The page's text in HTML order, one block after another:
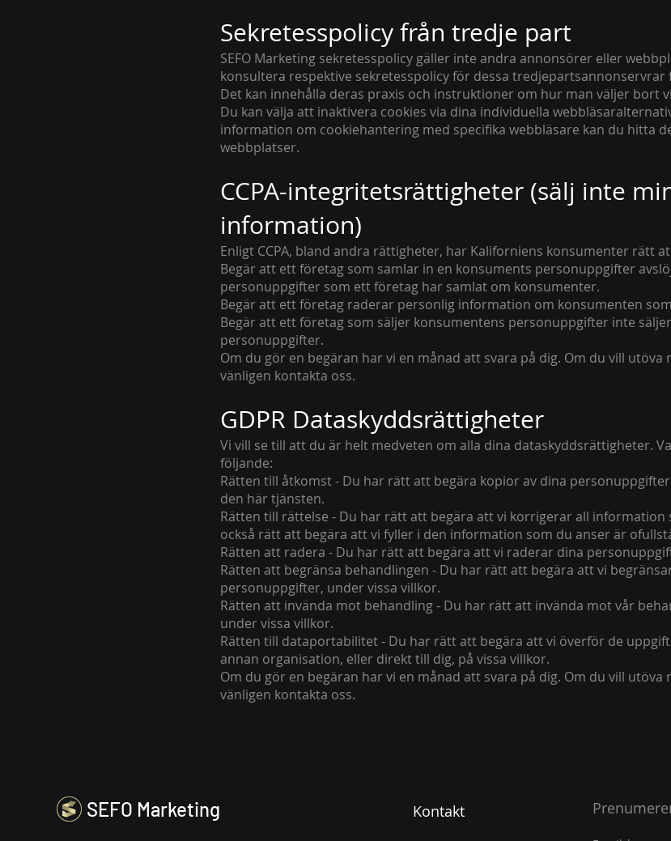
Sekretesspolicy från tredje part
SEFO Marketing sekretesspolicy gäller inte andra annonsörer eller
konsultera respektive sekretesspolicy för dessa
Det kan innehålla deras praxis och instruktioner om hur man väljer bort
Du kan välja att inaktivera cookies via dina individuella
information om cookiehantering med specifika webbläsare kan du hitta
webbplatser.
CCPA-integritetsrättigheter (sälj inte
information)
Enligt CCPA, bland andra rättigheter, har Kaliforniens konsumenter rätt
Begär att ett företag som samlar in en konsuments personuppgifter
personuppgifter som ett företag har samlat om konsumenter.
Begär att ett företag raderar personlig information om konsumenten
Begär att ett företag som säljer konsumentens personuppgifter inte
personuppgifter.
Om du gör en begäran har vi en månad att svara på dig. Om du vill utöva
vänligen kontakta oss.
GDPR Dataskyddsrättigheter
Vi vill se till att du är helt medveten om alla dina dataskyddsrättigheter.
följande:
Rätten till åtkomst - Du har rätt att begära kopior av dina
den här tjänsten.
Rätten till rättelse - Du har rätt att begära att vi korrigerar all information
också rätt att begära att vi fyller i den information som du anser är
Rätten att radera - Du har rätt att begära att vi raderar dina
Rätten att begränsa behandlingen - Du har rätt att begära att vi
personuppgifter, under vissa villkor.
Rätten att invända mot behandling - Du har rätt att invända mot vår
under vissa villkor.
Rätten till dataportabilitet - Du har rätt att begära att vi överför de
annan organisation, eller direkt till dig, på vissa villkor.
Om du gör en begäran har vi en månad att svara på dig. Om du vill utöva
vänligen kontakta oss.
SEFO Marketing Kontakt